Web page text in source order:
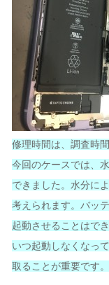
修理時間は、調査時
今回のケースでは、
できました。水分に
考えられます。バッ
起動させることはで
いつ起動しなくなっ
取ることが重要です